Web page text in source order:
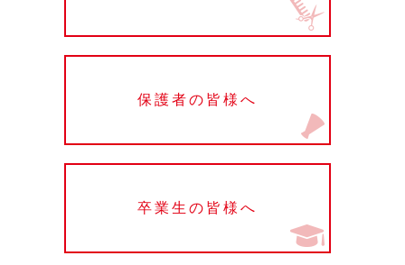
保護者の皆様へ
卒業生の皆様へ